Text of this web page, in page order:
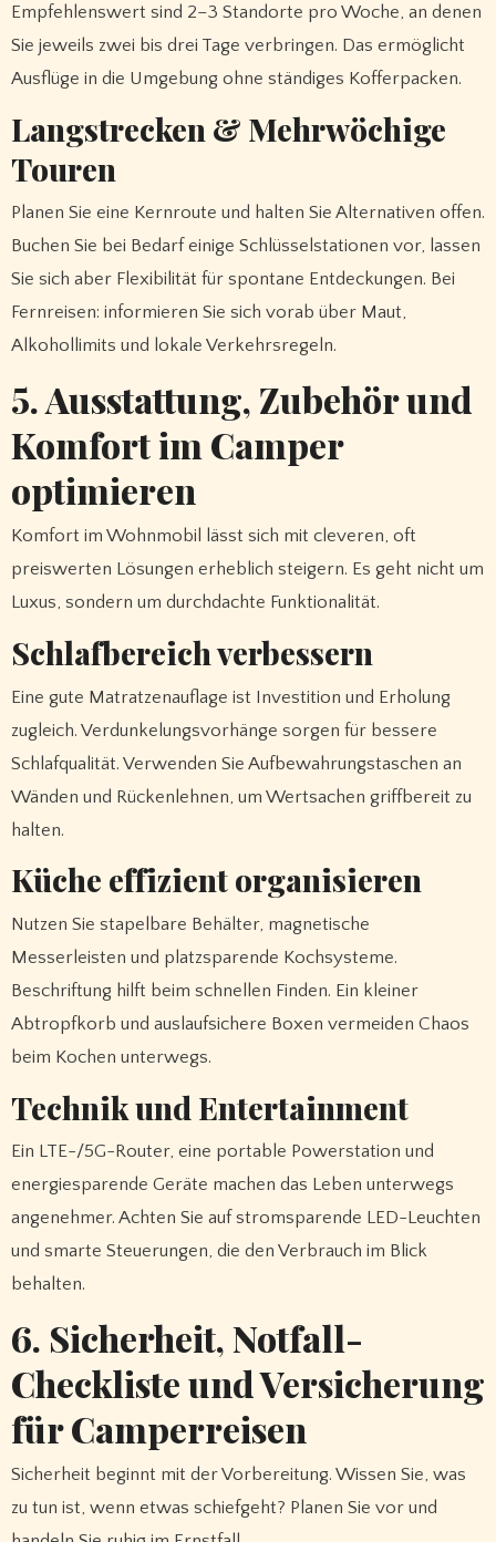
Empfehlenswert sind 2–3 Standorte pro Woche, an denen
Sie jeweils zwei bis drei Tage verbringen. Das ermöglicht
Ausflüge in die Umgebung ohne ständiges Kofferpacken.
Langstrecken & Mehrwöchige
Touren
Planen Sie eine Kernroute und halten Sie Alternativen offen.
Buchen Sie bei Bedarf einige Schlüsselstationen vor, lassen
Sie sich aber Flexibilität für spontane Entdeckungen. Bei
Fernreisen: informieren Sie sich vorab über Maut,
Alkohollimits und lokale Verkehrsregeln.
5. Ausstattung, Zubehör und
Komfort im Camper
optimieren
Komfort im Wohnmobil lässt sich mit cleveren, oft
preiswerten Lösungen erheblich steigern. Es geht nicht um
Luxus, sondern um durchdachte Funktionalität.
Schlafbereich verbessern
Eine gute Matratzenauflage ist Investition und Erholung
zugleich. Verdunkelungsvorhänge sorgen für bessere
Schlafqualität. Verwenden Sie Aufbewahrungstaschen an
Wänden und Rückenlehnen, um Wertsachen griffbereit zu
halten.
Küche effizient organisieren
Nutzen Sie stapelbare Behälter, magnetische
Messerleisten und platzsparende Kochsysteme.
Beschriftung hilft beim schnellen Finden. Ein kleiner
Abtropfkorb und auslaufsichere Boxen vermeiden Chaos
beim Kochen unterwegs.
Technik und Entertainment
Ein LTE-/5G-Router, eine portable Powerstation und
energiesparende Geräte machen das Leben unterwegs
angenehmer. Achten Sie auf stromsparende LED-Leuchten
und smarte Steuerungen, die den Verbrauch im Blick
behalten.
6. Sicherheit, Notfall-
Checkliste und Versicherung
für Camperreisen
Sicherheit beginnt mit der Vorbereitung. Wissen Sie, was
zu tun ist, wenn etwas schiefgeht? Planen Sie vor und